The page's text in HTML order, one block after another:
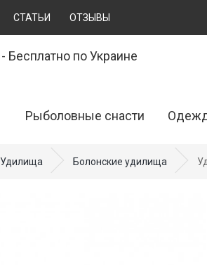
СТАТЬИ ОТЗЫВЫ
- Бесплатно по Украине
Рыболовные снасти
Искусственные приманки (0)Одежда для
Удилища Болонские удилища